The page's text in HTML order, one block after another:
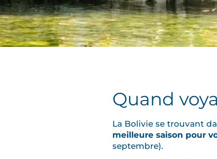
Quand
La Bolivie se trouvant
meilleure saison pour
septembre).